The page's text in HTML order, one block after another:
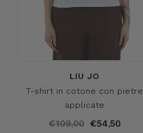
LIU JO
T-shirt in cotone con pietre
applicate
€109,00 €54,50